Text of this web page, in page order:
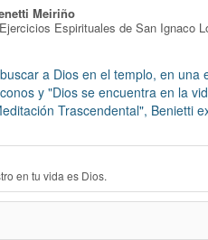
Meiriño
Espirituales de San Ignaco
a Dios en el templo, en una
y "Dios se encuentra en la
Trascendental", Benietti
en tu vida es Dios.